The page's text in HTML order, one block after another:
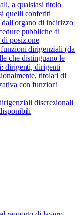
a qualsiasi titolo
quelli conferiti
dall'organo di indirizzo
pubbliche di
di posizione
dirigenziali (da
che distinguano le
dirigenti, dirigenti
titolari di
con funzioni
discrezionali